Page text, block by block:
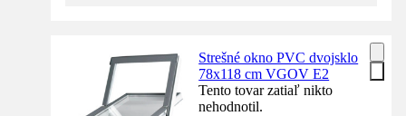
Strešné okno PVC dvojsklo
78x118 cm VGOV E2
Tento tovar zatiaľ nikto
nehodnotil.